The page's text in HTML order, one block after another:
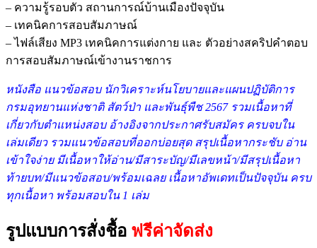
– ความรู้รอบตัว สถานการณ์บ้านเมืองปัจจุบัน
– เทคนิคการสอบสัมภาษณ์
– ไฟล์เสียง MP3 เทคนิคการแต่งกาย และ ตัวอย่างสคริปคำตอบ
การสอบสัมภาษณ์เข้างานราชการ
หนังสือ แนวข้อสอบ นักวิเคราะห์นโยบายและแผนปฏิบัติการ
กรมอุทยานแห่งชาติ สัตว์ป่า และพันธุ์พืช 2567 รวมเนื้อหาที่
เกี่ยวกับตำแหน่งสอบ อ้างอิงจากประกาศรับสมัคร ครบจบใน
เล่มเดียว รวมแนวข้อสอบที่ออกบ่อยสุด สรุปเนื้อหากระชับ อ่าน
เข้าใจง่าย มีเนื้อหาให้อ่าน/มีสาระบัญ/มีเลขหน้า/มีสรุปเนื้อหา
ท้ายบท/มีแนวข้อสอบ/พร้อมเฉลย เนื้อหาอัพเดทเป็นปัจจุบัน ครบ
ทุกเนื้อหา พร้อมสอบใน 1 เล่ม
รูปแบบการสั่งชื้อ ฟรีค่าจัดส่ง